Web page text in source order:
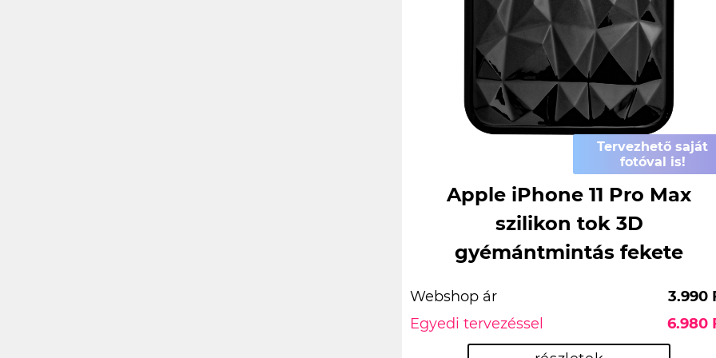
Tervezhető saját
fotóval is!
Apple iPhone 11 Pro Max
szilikon tok 3D
gyémántmintás fekete
Webshop ár
3.990
Egyedi tervezéssel
6.980